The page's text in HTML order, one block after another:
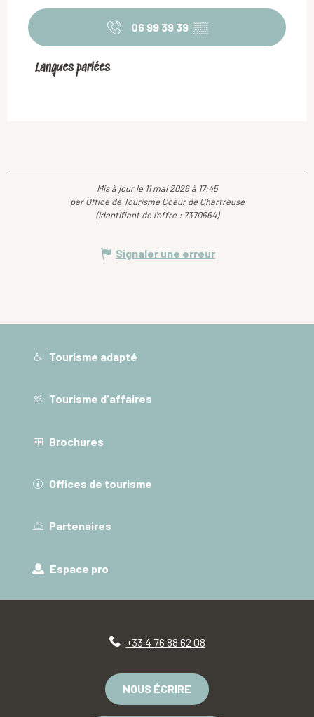
06 99 39 39 ▒▒
Langues parlées
Langues parlées
Mis à jour le 11 mai 2026 à 17:45
par Office de Tourisme Coeur de Chartreuse
(Identifiant de l'offre : 7370664)
Signaler une erreur
Tourisme adapté
Tourisme d'affaires
Brochures
Offices de tourisme
Partenaires
Espace pro
+33 4 76 88 62 08
NOUS ÉCRIRE